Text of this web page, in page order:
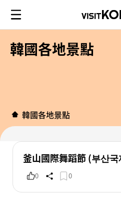
韓國各地景點
韓國各地景點
釜山國際舞蹈節 (부산
0 0